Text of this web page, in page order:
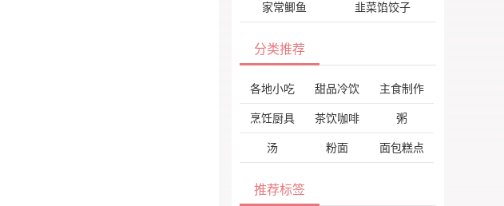
家常鲫鱼 韭菜馅饺子
分类推荐
各地小吃 甜品冷饮 主食制作
烹饪厨具 茶饮咖啡 粥
汤 粉面 面包糕点
推荐标签